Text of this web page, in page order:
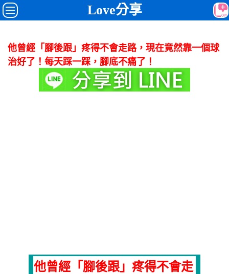
Love分享
他曾經「腳後跟」疼得不會走路，現在竟然靠一個球
治好了！每天踩一踩，腳底不痛了！
他曾經「腳後跟」疼得不會走